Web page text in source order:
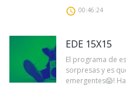
00:46:24
EDE 15X15
El programa de
sorpresas y es
emergentes😱!